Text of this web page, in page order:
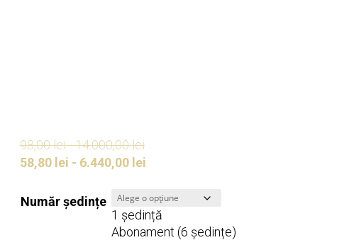
98,00lei-14.000,00lei
58,80 lei - 6.440,00 lei
Număr ședințe
1 ședință
Abonament (6 ședințe)